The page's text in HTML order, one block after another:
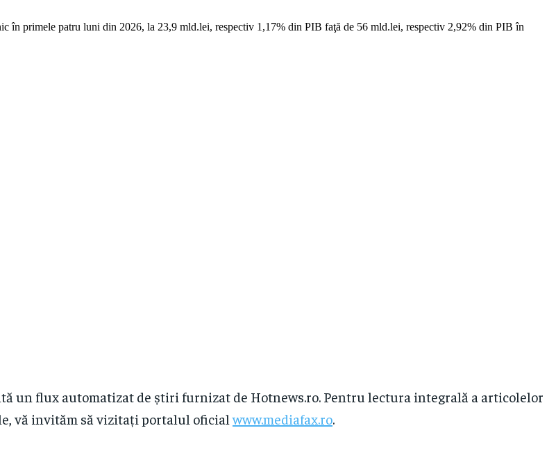
un flux automatizat de știri furnizat de Hotnews.ro. Pentru lectura integrală a articolelor
vă invităm să vizitați portalul oficialwww.mediafax.ro.